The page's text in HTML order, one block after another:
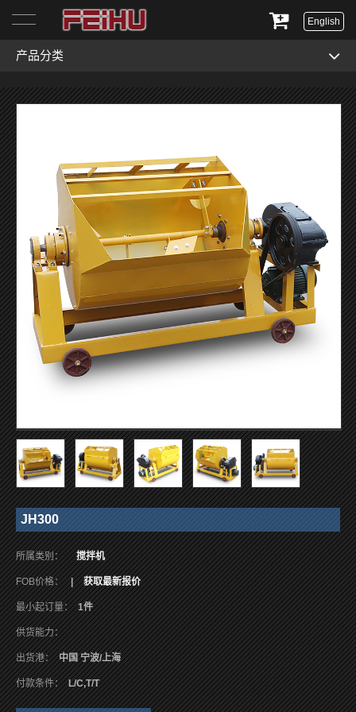
English
产品分类
JH300
所属类别： 搅拌机
FOB价格： | 获取最新报价
最小起订量： 1件
供货能力：
出货港： 中国 宁波/上海
付款条件： L/C,T/T
首页
关于我们
服务与支持
新闻资讯
联系我们